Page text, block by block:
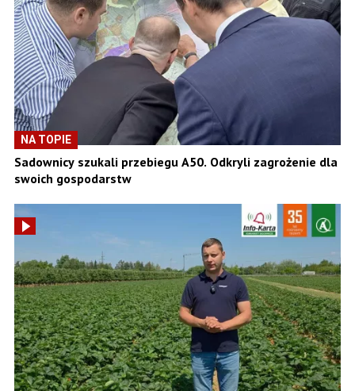
NA TOPIE
Sadownicy szukali przebiegu A50. Odkryli zagrożenie dla
swoich gospodarstw